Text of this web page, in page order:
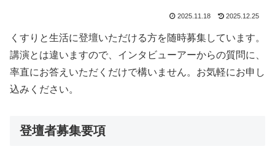
2025.11.18 2025.12.25
くすりと生活に登壇いただける方を随時募集しています。
講演とは違いますので、インタビューアーからの質問に、
率直にお答えいただくだけで構いません。お気軽にお申し
込みください。
登壇者募集要項